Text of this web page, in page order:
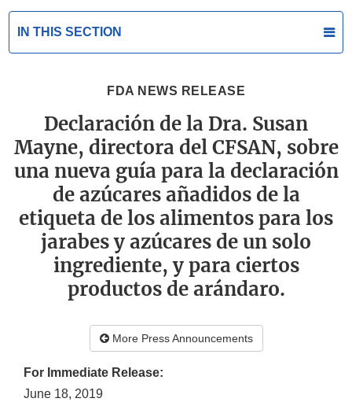
IN THIS SECTION
FDA NEWS RELEASE
Declaración de la Dra. Susan
Mayne, directora del CFSAN, sobre
una nueva guía para la declaración
de azúcares añadidos de la
etiqueta de los alimentos para los
jarabes y azúcares de un solo
ingrediente, y para ciertos
productos de arándaro.
More Press Announcements
For Immediate Release:
June 18, 2019